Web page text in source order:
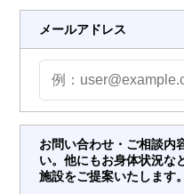
メールアドレス
お問い合わせ・ご相談内
い。他にもお身体状況な
施設をご提案いたします。